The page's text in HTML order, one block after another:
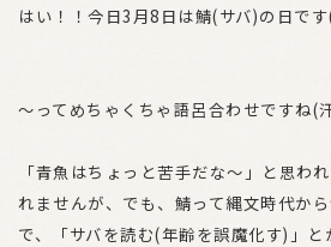
はい！！今日3月8日は鯖(サバ)の日で
〜ってめちゃくちゃ語呂合わせですね(
「青魚はちょっと苦手だな〜」と思わ
れませんが、でも、鯖って縄文時代か
で、「サバを読む(年齢を誤魔化す)」